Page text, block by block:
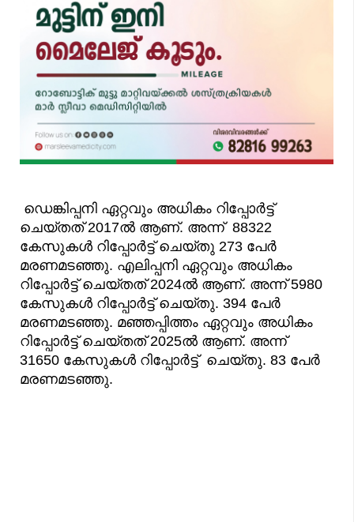
ഡെങ്കിപ്പനി ഏറ്റവും അധികം റിപ്പോർട്ട്
ചെയ്തത് 2017ൽ ആണ്. അന്ന് 88322
കേസുകൾ റിപ്പോർട്ട് ചെയ്തു 273 പേർ
മരണമടഞ്ഞു. എലിപ്പനി ഏറ്റവും അധികം
റിപ്പോർട്ട് ചെയ്തത് 2024ൽ ആണ്. അന്ന് 5980
കേസുകൾ റിപ്പോർട്ട് ചെയ്തു. 394 പേര്‍
മരണമടഞ്ഞു. മഞ്ഞപ്പിത്തം ഏറ്റവും അധികം
റിപ്പോർട്ട് ചെയ്തത് 2025ൽ ആണ്. അന്ന്
31650 കേസുകൾ റിപ്പോർട്ട് ചെയ്തു. 83 പേര്‍
മരണമടഞ്ഞു.